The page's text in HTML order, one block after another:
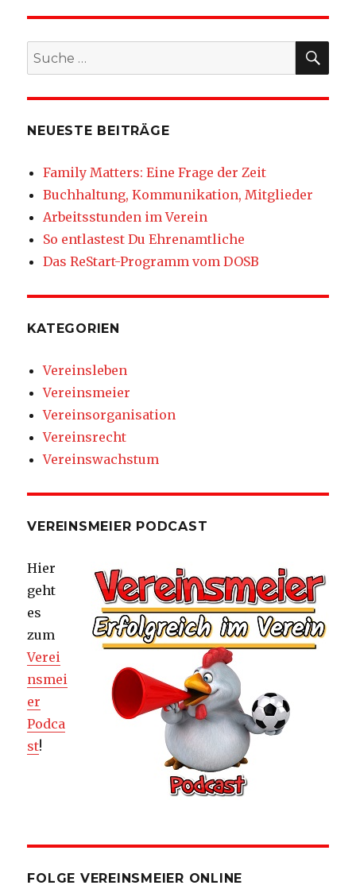
Suche
nach:
NEUESTE BEITRÄGE
Family Matters: Eine Frage der Zeit
Buchhaltung, Kommunikation, Mitglieder
Arbeitsstunden im Verein
So entlastest Du Ehrenamtliche
Das ReStart-Programm vom DOSB
KATEGORIEN
Vereinsleben
Vereinsmeier
Vereinsorganisation
Vereinsrecht
Vereinswachstum
VEREINSMEIER PODCAST
Hier
geht
es
zum
Verei
nsmei
er
Podca
st!
FOLGE VEREINSMEIER ONLINE